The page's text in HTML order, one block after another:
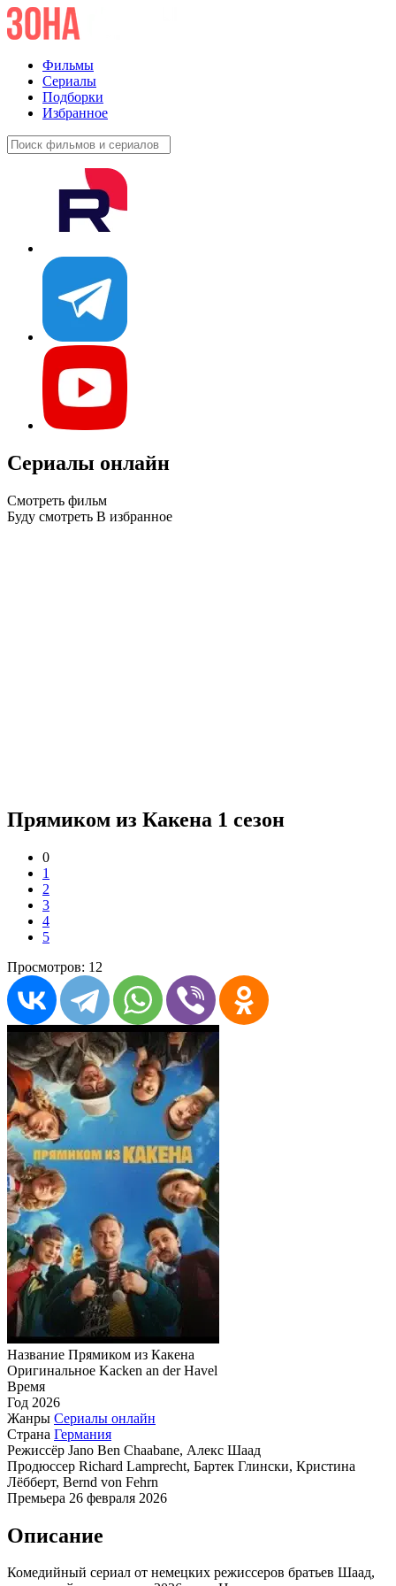
Фильмы
Сериалы
Подборки
Избранное
Сериалы онлайн
Смотреть фильм
Буду смотреть В избранное
Прямиком из Какена 1 сезон
0
1
2
3
4
5
Просмотров: 12
Название Прямиком из Какена
Оригинальное Kacken an der Havel
Время
Год 2026
Жанры Сериалы онлайн
Страна Германия
Режиссёр Jano Ben Chaabane, Алекс Шаад
Продюссер Richard Lamprecht, Бартек Глински, Кристина
Лёбберт, Bernd von Fehrn
Премьера 26 февраля 2026
Описание
Комедийный сериал от немецких режиссеров братьев Шаад,